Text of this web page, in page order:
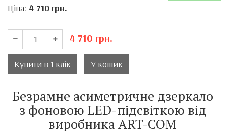
Ціна: 4 710 грн.
4 710 грн.
Купити в 1 клік У кошик
Безрамне асиметричне дзеркало
з фоновою LED-підсвіткою від
виробника ART-COM